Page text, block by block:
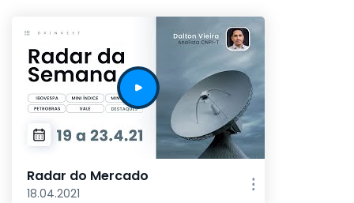
Radar do Mercado
18.04.2021